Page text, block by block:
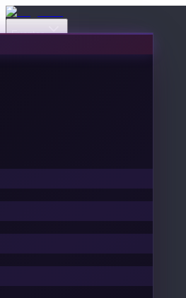
Eventos